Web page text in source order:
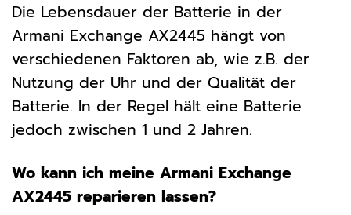
Die Lebensdauer der Batterie in der
Armani Exchange AX2445 hängt von
verschiedenen Faktoren ab, wie z.B. der
Nutzung der Uhr und der Qualität der
Batterie. In der Regel hält eine Batterie
jedoch zwischen 1 und 2 Jahren.
Wo kann ich meine Armani Exchange
AX2445 reparieren lassen?